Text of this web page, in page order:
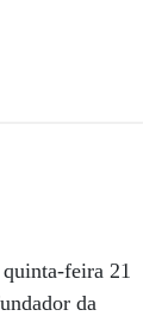
feira 21
da